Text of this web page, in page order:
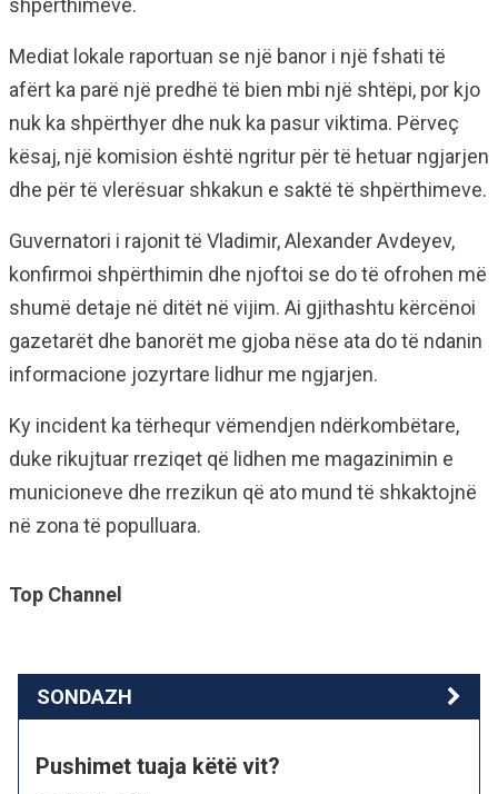
shpërthimeve.
Mediat lokale raportuan se një banor i një fshati të
afërt ka parë një predhë të bien mbi një shtëpi, por kjo
nuk ka shpërthyer dhe nuk ka pasur viktima. Përveç
kësaj, një komision është ngritur për të hetuar ngjarjen
dhe për të vlerësuar shkakun e saktë të shpërthimeve.
Guvernatori i rajonit të Vladimir, Alexander Avdeyev,
konfirmoi shpërthimin dhe njoftoi se do të ofrohen më
shumë detaje në ditët në vijim. Ai gjithashtu kërcënoi
gazetarët dhe banorët me gjoba nëse ata do të ndanin
informacione jozyrtare lidhur me ngjarjen.
Ky incident ka tërhequr vëmendjen ndërkombëtare,
duke rikujtuar rreziqet që lidhen me magazinimin e
municioneve dhe rrezikun që ato mund të shkaktojnë
në zona të populluara.
Top Channel
SONDAZH
Pushimet tuaja këtë vit?